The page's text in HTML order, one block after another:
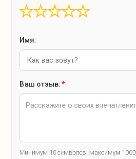
печенье
сахар
специи
макароны
соусы
посудомоечная машина
★
★
★
★
★
Имя:
Ваш отзыв:*
Минимум 10 символов, максимум 1000